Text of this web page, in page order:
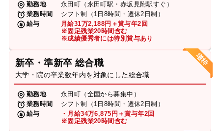
勤務地
永田町（永田町駅・赤坂見附駅すぐ）
業務時間
シフト制（1日8時間・週休2日制）
給与
月給31万2,188円＋賞与年2回
※固定残業20時間含む
※成績優秀者には特別賞与あり
新卒・準新卒 総合職
大学・院の卒業数年内を対象にした総合職
勤務地
永田町（全国から募集中）
業務時間
シフト制（1日8時間・週休2日制）
給与
・月給34万6,875円＋賞与年2回
※固定残業20時間含む